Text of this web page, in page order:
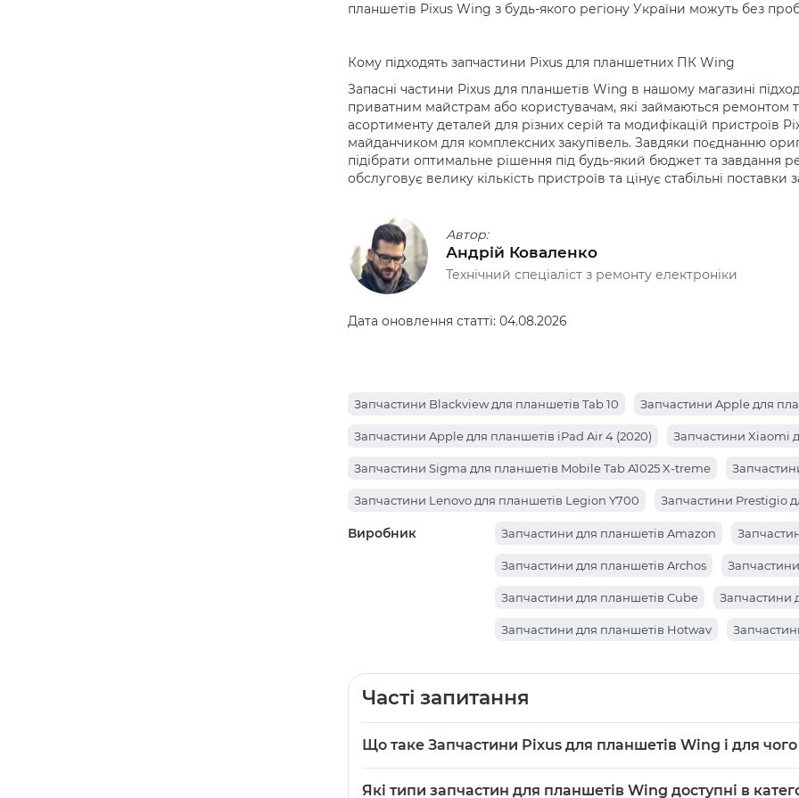
планшетів Pixus Wing з будь-якого регіону України можуть без
Кому підходять запчастини Pixus для планшетних ПК Wing
Запасні частини Pixus для планшетів Wing в нашому магазині
приватним майстрам або користувачам, які займаються ремонтом
асортименту деталей для різних серій та модифікацій пристроїв
майданчиком для комплексних закупівель. Завдяки поєднанню
підібрати оптимальне рішення під будь-який бюджет та завдання
обслуговує велику кількість пристроїв та цінує стабільні поставки
Автор:
Андрій Коваленко
Технічний спеціаліст з ремонту електроніки
Дата оновлення статті: 04.08.2026
Запчастини Blackview для планшетів Tab 10 Запчастини Apple для
Запчастини Apple для планшетів iPad Air 4 (2020) Запчастини Xiaomi
Запчастини Sigma для планшетів Mobile Tab A1025 X-treme
Запчастини Lenovo для планшетів Legion Y700 Запчастини Prestigio
Запчастини Lenovo для планшетів Yoga Smart Tab YT-X705
Запчастини Teclast для планшетів P85T Запчастини Oscal для
Запчастини Nomi для планшетів C101014 Ultra4 Запчастини Teclast
Запчастини Xiaomi для планшетів Redmi Pad Запчастини Huawei для
Запчастини Lenovo для планшетів Tab M10 HD (TB-X505F, TB-X505L)
Запчастини Lenovo для планшетів Tab M10 (TB-X505L LTE) Запчастини
Запчастини Alldocube для планшетів Iplay 50 Mini Pro Запчастини
Запчастини Cube для планшетів iWork11 Stylus Запчастини Cube для
Виробник Запчастини для планшетів Amazon
Запчастини для планшетів Archos
Запчастини для планшетів Cube Запчастини
Запчастини для планшетів Hotwav
Запчастини для планшетів Prestigio
Запчастини для планшетів Ainol Запчастини
Запчастини для планшетів Xiaomi
Часті запитання
Що таке Запчастини Pixus для планшетів Wing і для чого
Які типи запчастин для планшетів Wing доступні в